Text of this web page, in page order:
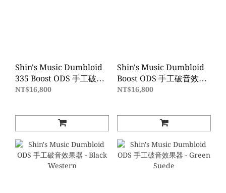
Shin's Music Dumbloid
335 Boost ODS 手工破音
效果器 - Candy Red
NT$16,800
Shin's Music Dumbloid
Boost ODS 手工破音效果
器 - Deep Green Velvet
NT$16,800